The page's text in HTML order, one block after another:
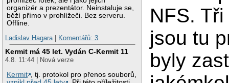
organizér a prezentátor. Neinstaluje se,
běží přímo v prohlížeči. Bez serveru.
Offline.
Ladislav Hagara| Komentářů: 3
Kermit má 45 let. Vydán C-Kermit 11
4.8. 11:44 | Nová verze
Kermit
, tj. protokol pro přenos souborů,
NFS.
jsou tu
byly